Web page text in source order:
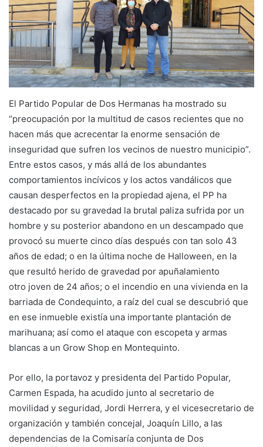
El Partido Popular de Dos Hermanas ha mostrado su
“preocupación por la multitud de casos recientes que no
hacen más que acrecentar la enorme sensación de
inseguridad que sufren los vecinos de nuestro municipio”.
Entre estos casos, y más allá de los abundantes
comportamientos incívicos y los actos vandálicos que
causan desperfectos en la propiedad ajena, el PP ha
destacado por su gravedad la brutal paliza sufrida por un
hombre y su posterior abandono en un descampado que
provocó su muerte cinco días después con tan solo 43
años de edad; o en la última noche de Halloween, en la
que resultó herido de gravedad por apuñalamiento
otro joven de 24 años; o el incendio en una vivienda en la
barriada de Condequinto, a raíz del cual se descubrió que
en ese inmueble existía una importante plantación de
marihuana; así como el ataque con escopeta y armas
blancas a un Grow Shop en Montequinto.
Por ello, la portavoz y presidenta del Partido Popular,
Carmen Espada, ha acudido junto al secretario de
movilidad y seguridad, Jordi Herrera, y el vicesecretario de
organización y también concejal, Joaquín Lillo, a las
dependencias de la Comisaría conjunta de Dos